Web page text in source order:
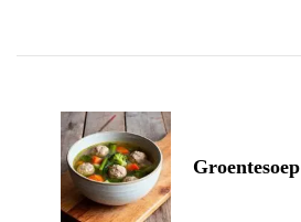
Navigation
Groentesoep